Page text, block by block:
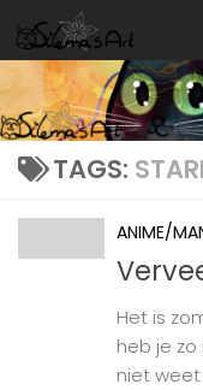
Skip to content
TAGS:
ANIME/
Het is
heb je
niet